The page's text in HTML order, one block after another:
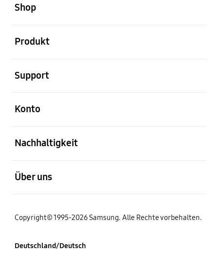
Shop
Produkt
Support
Konto
Nachhaltigkeit
Über uns
Copyright© 1995-2026 Samsung. Alle Rechte vorbehalten.
Deutschland/Deutsch